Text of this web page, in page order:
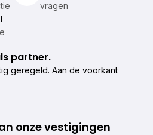
vragen
partner.
geregeld. Aan de voorkant
onze vestigingen